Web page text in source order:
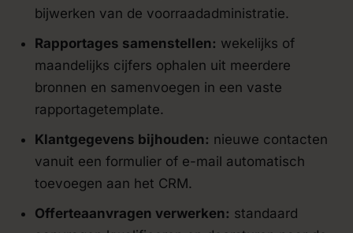
bijwerken van de voorraadadministratie.
Rapportages samenstellen: wekelijks of
maandelijks cijfers ophalen uit meerdere
bronnen en samenvoegen in een vaste
rapportagetemplate.
Klantgegevens bijhouden: nieuwe contacten
vanuit een formulier of e-mail automatisch
toevoegen aan het CRM.
Offerteaanvragen verwerken: standaard